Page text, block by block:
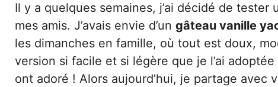
Il y a quelques semaines, j’ai décidé de
mes amis. J’avais envie d’un gâteau vanille
les dimanches en famille, où tout est doux,
version si facile et si légère que je l’ai
ont adoré ! Alors aujourd’hui, je partage avec